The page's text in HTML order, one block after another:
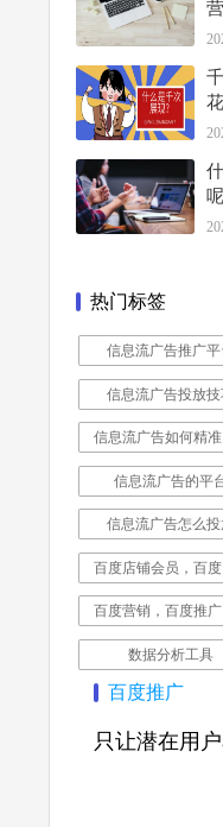
热门标签
信息流广告推广平
信息流广告投放
信息流广告的平
信息流广告怎么
数据分析工具
百度推广
只让潜在用